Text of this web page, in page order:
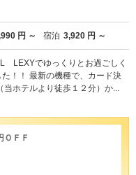
円 ～ 宿泊 3,920 円 ～
LEXYでゆっくりとお過ごしく
！！ 最新の機種で、カード決
ホテルより徒歩１２分）か...
ＦＦ